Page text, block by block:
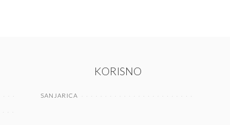
KORISNO
SANJARICA